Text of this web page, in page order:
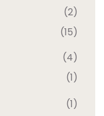
(2)
(15)
(4)
(1)
(1)